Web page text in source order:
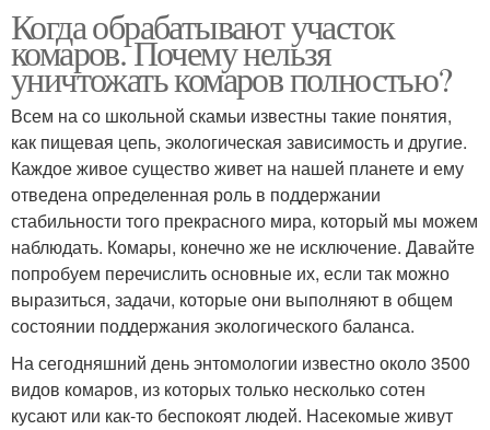
Когда обрабатывают участок
комаров. Почему нельзя
уничтожать комаров полностью?
Всем на со школьной скамьи известны такие понятия,
как пищевая цепь, экологическая зависимость и другие.
Каждое живое существо живет на нашей планете и ему
отведена определенная роль в поддержании
стабильности того прекрасного мира, который мы можем
наблюдать. Комары, конечно же не исключение. Давайте
попробуем перечислить основные их, если так можно
выразиться, задачи, которые они выполняют в общем
состоянии поддержания экологического баланса.
На сегодняшний день энтомологии известно около 3500
видов комаров, из которых только несколько сотен
кусают или как-то беспокоят людей. Насекомые живут